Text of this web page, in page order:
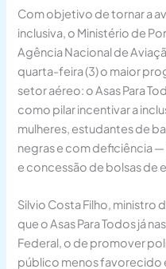
Com objetivo de tornar a
inclusiva, o Ministério de
Agência Nacional de
quarta-feira (3) o maior
setor aéreo: o Asas Para
como pilar incentivar a
mulheres, estudantes de
negras e com deficiência
e concessão de bolsas de
Silvio Costa Filho, ministro
que o Asas Para Todos já
Federal, o de promover
público menos favorecido